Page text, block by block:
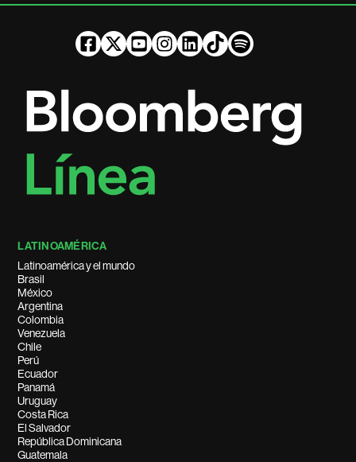
LATINOAMÉRICA
Latinoamérica y el mundo
Brasil
México
Argentina
Colombia
Venezuela
Chile
Perú
Ecuador
Panamá
Uruguay
Costa Rica
El Salvador
República Dominicana
Guatemala